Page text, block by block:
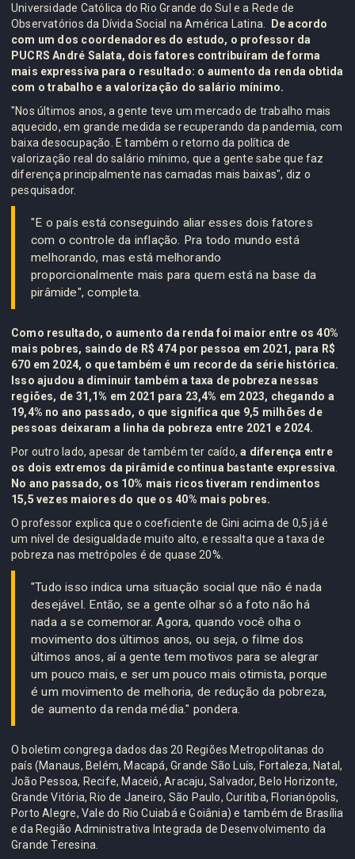
Universidade Católica do Rio Grande do Sul e a Rede de
Observatórios da Dívida Social na América Latina.
De acordo
com um dos coordenadores do estudo, o professor da
PUCRS André Salata, dois fatores contribuíram de forma
mais expressiva para o resultado: o aumento da renda obtida
com o trabalho e a valorização do salário mínimo.
"Nos últimos anos, a gente teve um mercado de trabalho mais
aquecido, em grande medida se recuperando da pandemia, com
baixa desocupação. E também o retorno da política de
valorização real do salário mínimo, que a gente sabe que faz
diferença principalmente nas camadas mais baixas", diz o
pesquisador.
"E o país está conseguindo aliar esses dois fatores
com o controle da inflação. Pra todo mundo está
melhorando, mas está melhorando
proporcionalmente mais para quem está na base da
pirâmide", completa.
Como resultado, o aumento da renda foi maior entre os 40%
mais pobres, saindo de R$ 474 por pessoa em 2021, para R$
670 em 2024, o que também é um recorde da série histórica.
Isso ajudou a diminuir também a taxa de pobreza nessas
regiões, de 31,1% em 2021 para 23,4% em 2023, chegando a
19,4% no ano passado, o que significa que 9,5 milhões de
pessoas deixaram a linha da pobreza entre 2021 e 2024.
Por outro lado, apesar de também ter caído,a diferença entre
os dois extremos da pirâmide continua bastante expressiva
No ano passado, os 10% mais ricos tiveram rendimentos
15,5 vezes maiores do que os 40% mais pobres.
O professor explica que o coeficiente de Gini acima de 0,5 já é
um nível de desigualdade muito alto, e ressalta que a taxa de
pobreza nas metrópoles é de quase 20%.
"Tudo isso indica uma situação social que não é nada
desejável. Então, se a gente olhar só a foto não há
nada a se comemorar. Agora, quando você olha o
movimento dos últimos anos, ou seja, o filme dos
últimos anos, aí a gente tem motivos para se alegrar
um pouco mais, e ser um pouco mais otimista, porque
é um movimento de melhoria, de redução da pobreza,
de aumento da renda média." pondera.
O boletim congrega dados das 20 Regiões Metropolitanas do
país (Manaus, Belém, Macapá, Grande São Luís, Fortaleza, Natal,
João Pessoa, Recife, Maceió, Aracaju, Salvador, Belo Horizonte,
Grande Vitória, Rio de Janeiro, São Paulo, Curitiba, Florianópolis,
Porto Alegre, Vale do Rio Cuiabá e Goiânia) e também de Brasília
e da Região Administrativa Integrada de Desenvolvimento da
Grande Teresina.